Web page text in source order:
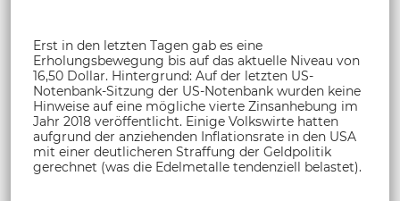
Erst in den letzten Tagen gab es eine
Erholungsbewegung bis auf das aktuelle Niveau von
16,50 Dollar. Hintergrund: Auf der letzten US-
Notenbank-Sitzung der US-Notenbank wurden keine
Hinweise auf eine mögliche vierte Zinsanhebung im
Jahr 2018 veröffentlicht. Einige Volkswirte hatten
aufgrund der anziehenden Inflationsrate in den USA
mit einer deutlicheren Straffung der Geldpolitik
gerechnet (was die Edelmetalle tendenziell belastet).